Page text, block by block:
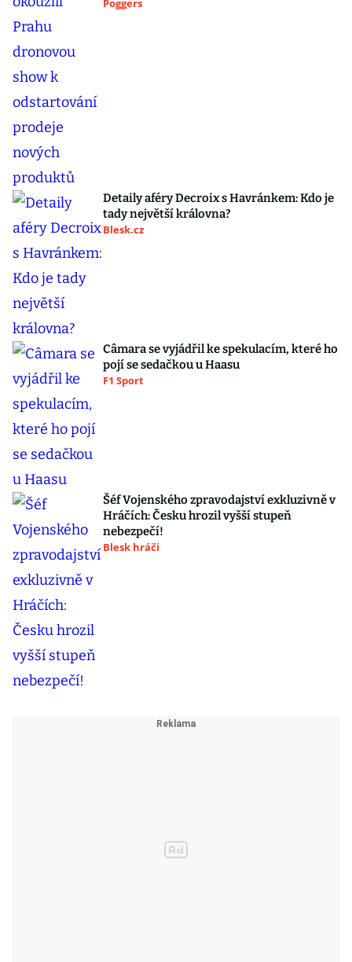
Poggers
Detaily aféry Decroix s Havránkem: Kdo je
tady největší královna?
Blesk.cz
Câmara se vyjádřil ke spekulacím, které ho
pojí se sedačkou u Haasu
F1 Sport
Šéf Vojenského zpravodajství exkluzivně v
Hráčích: Česku hrozil vyšší stupeň
nebezpečí!
Blesk hráči